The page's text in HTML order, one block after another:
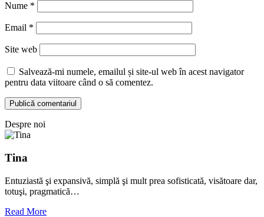
Nume *
Email *
Site web
Salvează-mi numele, emailul și site-ul web în acest navigator
pentru data viitoare când o să comentez.
Despre noi
Tina
Entuziastă şi expansivă, simplă şi mult prea sofisticată, visătoare dar,
totuşi, pragmatică…
Read More